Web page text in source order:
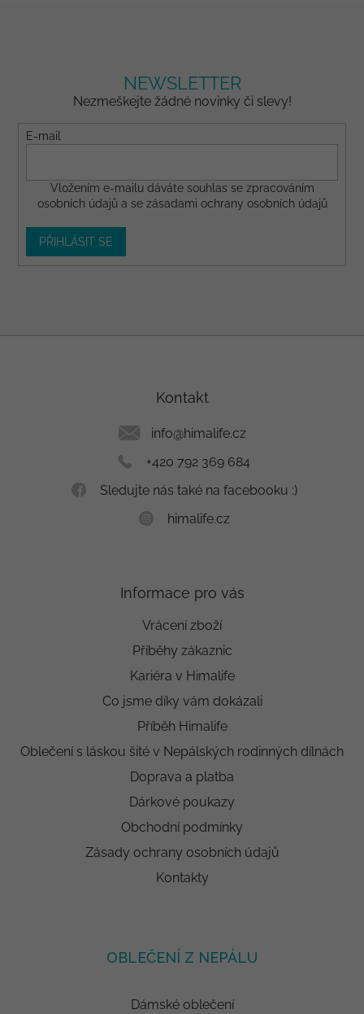
NEWSLETTER
Nezmeškejte žádné novinky či slevy!
E-mail
Vložením e-mailu dáváte souhlas se zpracováním
osobních údajů a se zásadami ochrany osobních údajů
PŘIHLÁSIT SE
Kontakt
info@himalife.cz
+420 792 369 684
Sledujte nás také na facebooku :)
himalife.cz
Informace pro vás
Vrácení zboží
Příběhy zákaznic
Kariéra v Himalife
Co jsme díky vám dokázali
Příběh Himalife
Oblečení s láskou šité v Nepálských rodinných dílnách
Doprava a platba
Dárkové poukazy
Obchodní podmínky
Zásady ochrany osobních údajů
Kontakty
OBLEČENÍ Z NEPÁLU
Dámské oblečení